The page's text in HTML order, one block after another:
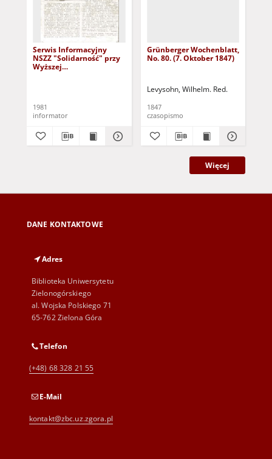
Serwis Informacyjny
NSZZ "Solidarność" przy
Wyższej
1981
informator
Grünberger Wochenblatt,
No. 80. (7. Oktober 1847)
Levysohn, Wilhelm. Red.
1847
czasopismo
Więcej
DANE KONTAKTOWE
Adres
Biblioteka Uniwersytetu
Zielonogórskiego
al. Wojska Polskiego 71
65-762 Zielona Góra
Telefon
(+48) 68 328 21 55
E-Mail
kontakt@zbc.uz.zgora.pl